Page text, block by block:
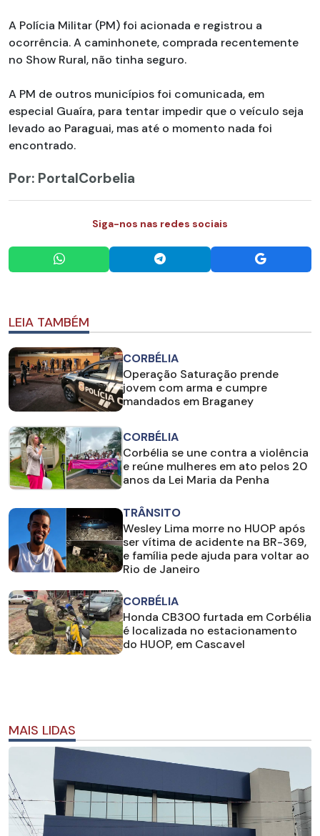
A Polícia Militar (PM) foi acionada e registrou a
ocorrência. A caminhonete, comprada recentemente
no Show Rural, não tinha seguro.
A PM de outros municípios foi comunicada, em
especial Guaíra, para tentar impedir que o veículo seja
levado ao Paraguai, mas até o momento nada foi
encontrado.
Por: PortalCorbelia
Siga-nos nas redes sociais
LEIA TAMBÉM
CORBÉLIA
Operação Saturação prende
jovem com arma e cumpre
mandados em Braganey
CORBÉLIA
Corbélia se une contra a violência
e reúne mulheres em ato pelos 20
anos da Lei Maria da Penha
TRÂNSITO
Wesley Lima morre no HUOP após
ser vítima de acidente na BR-369,
e família pede ajuda para voltar ao
Rio de Janeiro
CORBÉLIA
Honda CB300 furtada em Corbélia
é localizada no estacionamento
do HUOP, em Cascavel
MAIS LIDAS